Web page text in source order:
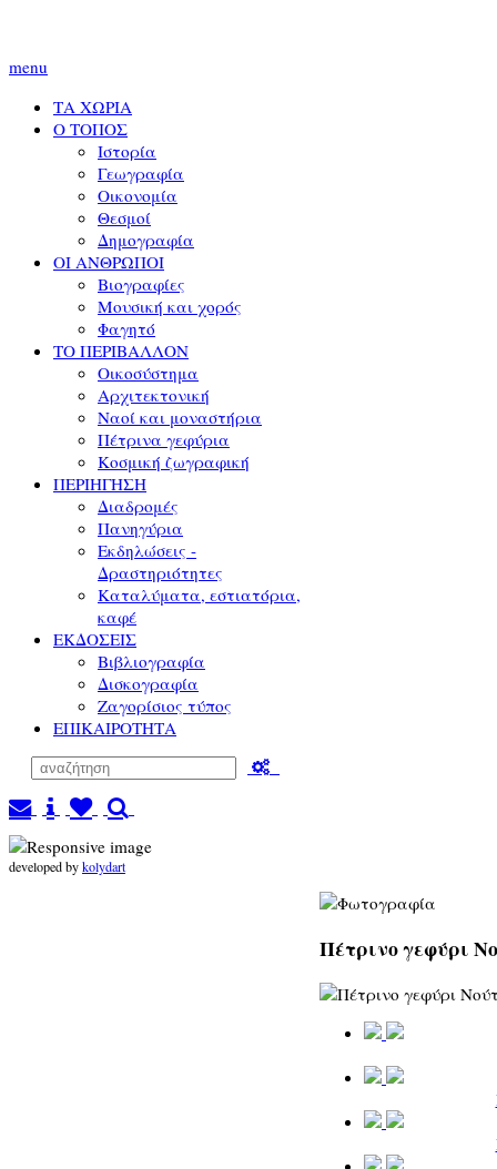
menu
ΤΑ ΧΩΡΙΑ
Ο ΤΟΠΟΣ
Ιστορία
Γεωγραφία
Οικονομία
Θεσμοί
Δημογραφία
ΟΙ ΑΝΘΡΩΠΟΙ
Βιογραφίες
Μουσική και χορός
Φαγητό
ΤΟ ΠΕΡΙΒΑΛΛΟΝ
Οικοσύστημα
Αρχιτεκτονική
Ναοί και μοναστήρια
Πέτρινα γεφύρια
Κοσμική ζωγραφική
ΠΕΡΙΗΓΗΣΗ
Διαδρομές
Πανηγύρια
Εκδηλώσεις -
Δραστηριότητες
Καταλύματα, εστιατόρια,
καφέ
ΕΚΔΟΣΕΙΣ
Βιβλιογραφία
Δισκογραφία
Ζαγορίσιος τύπος
ΕΠΙΚΑΙΡΟΤΗΤΑ
developed bykolydart
Πέτρινο γεφύρι